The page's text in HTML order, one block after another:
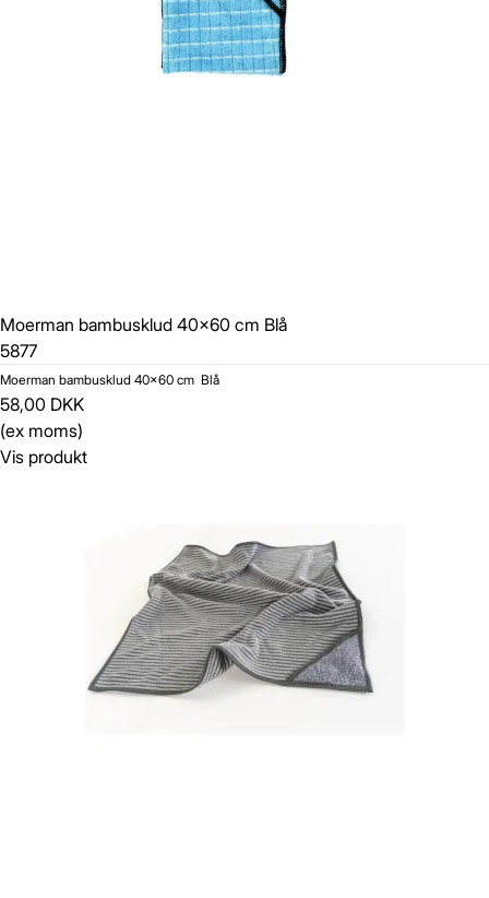
Moerman bambusklud 40x60 cm Blå
5877
Moerman bambusklud 40x60 cm Blå
58,00 DKK
(ex moms)
Vis produkt